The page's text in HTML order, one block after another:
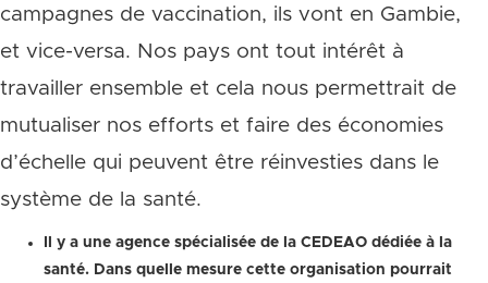
campagnes de vaccination, ils vont en Gambie,
et vice-versa. Nos pays ont tout intérêt à
travailler ensemble et cela nous permettrait de
mutualiser nos efforts et faire des économies
d’échelle qui peuvent être réinvesties dans le
système de la santé.
Il y a une agence spécialisée de la CEDEAO dédiée à la
santé. Dans quelle mesure cette organisation pourrait